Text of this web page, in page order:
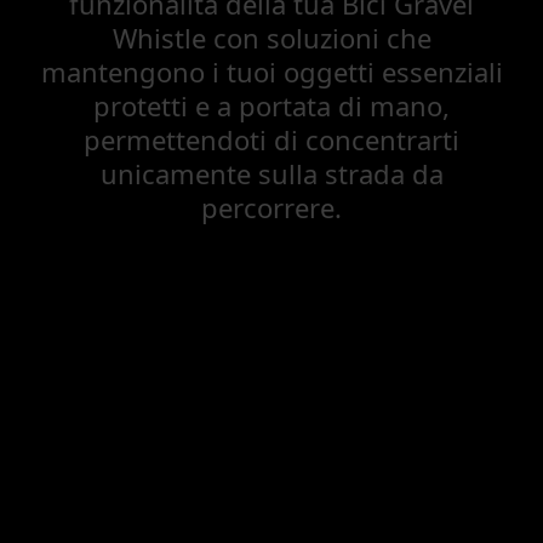
Whistle con soluzioni che
mantengono i tuoi oggetti essenziali
protetti e a portata di mano,
permettendoti di concentrarti
unicamente sulla strada da
percorrere.